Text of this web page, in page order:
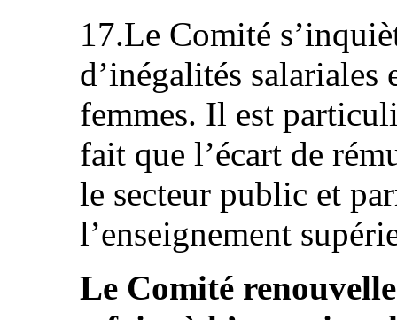
17.Le Comité
d’inégalités salariales
femmes. Il est
fait que l’écart de
le secteur public et
l’enseignement
Le Comité